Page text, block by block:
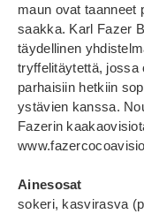
maun ovat taanneet
saakka. Karl Fazer
täydellinen
tryffelitäytettä, jossa
parhaisiin hetkiin
ystävien kanssa.
Fazerin
Ainesosat
sokeri, kasvirasva